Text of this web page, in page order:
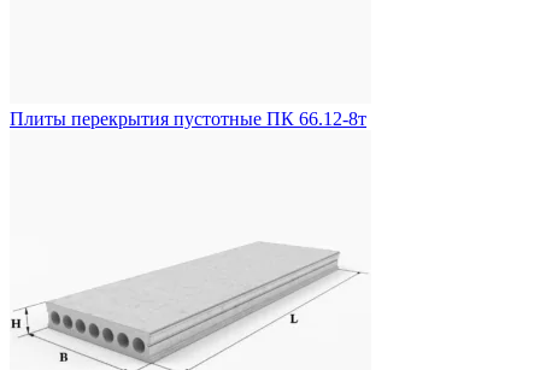
Плиты перекрытия пустотные ПК 66.12-8т